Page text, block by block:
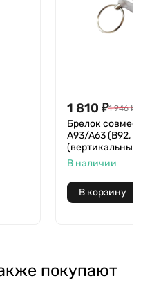
1 810 ₽1 946 ₽
Брелок
A93/A63 (B92,
(вертикальный
В наличии
В корзину
покупают